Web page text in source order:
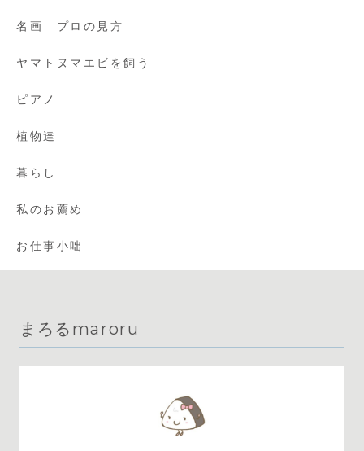
名画 プロの見方
ヤマトヌマエビを飼う
ピアノ
植物達
暮らし
私のお薦め
お仕事小咄
まろるmaroru